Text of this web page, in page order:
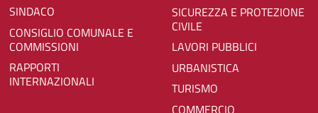
SINDACO
CONSIGLIO COMUNALE E
COMMISSIONI
RAPPORTI
INTERNAZIONALI
SICUREZZA E PROTEZIONE
CIVILE
LAVORI PUBBLICI
URBANISTICA
TURISMO
COMMERCIO